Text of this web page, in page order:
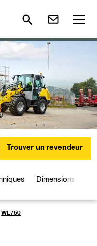
Trouver un revendeur
Dimensions
WL750